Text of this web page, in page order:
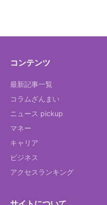
コンテンツ
最新記事一覧
コラムざんまい
ニュース pickup
マネー
キャリア
ビジネス
アクセスランキング